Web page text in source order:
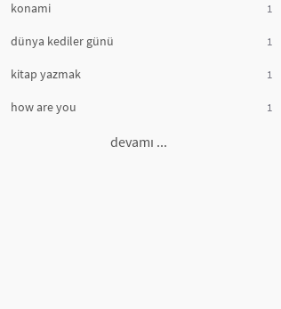
konami 1
dünya kediler günü 1
kitap yazmak 1
how are you 1
devamı ...